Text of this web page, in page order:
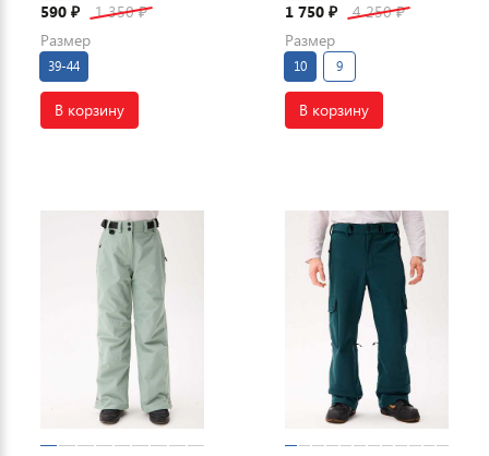
590 ₽ 1 350₽
Размер
39-44
В корзину
1 750 ₽ 4 250₽
Размер
10 9
В корзину